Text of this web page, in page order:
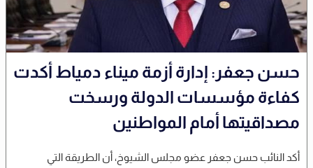
حسن جعفر: إدارة أزمة ميناء دمياط أكدت
كفاءة مؤسسات الدولة ورسخت
مصداقيتها أمام المواطنين
أكد النائب حسن جعفر عضو مجلس الشيوخ، أن الطريقة التي